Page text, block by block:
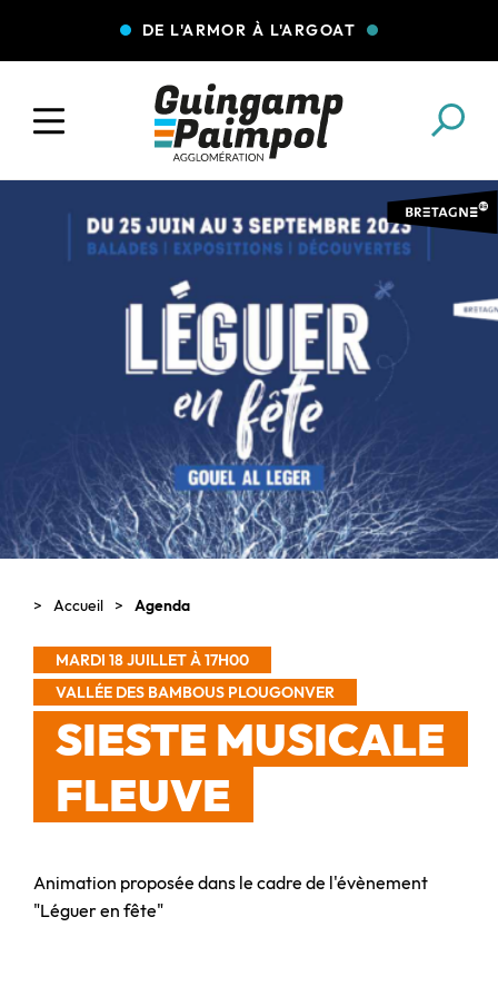
DE L'ARMOR À L'ARGOAT
COLLECTE DES DÉCHETS EAU ET ASSAINISSEMENT
ENFANCE JEUNESSE L'AGGLO' RECRUTE
ASSOCIATIONS PISCINES
Accueil Agenda
MARDI 18 JUILLET À 17H00
VALLÉE DES BAMBOUS PLOUGONVER
SIESTE MUSICALE
FLEUVE
Animation proposée dans le cadre de l'évènement
"Léguer en fête"